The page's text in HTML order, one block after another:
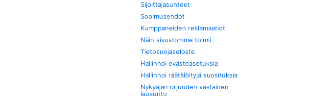
Sijoittajasuhteet
Sopimusehdot
Kumppaneiden reklamaatiot
Näin sivustomme toimii
Tietosuojaseloste
Hallinnoi evästeasetuksia
Hallinnoi räätälöityjä suosituksia
Nykyajan orjuuden vastainen
lausunto